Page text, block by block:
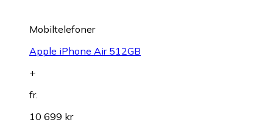
Mobiltelefoner
Apple iPhone Air 512GB
+
fr.
10 699 kr